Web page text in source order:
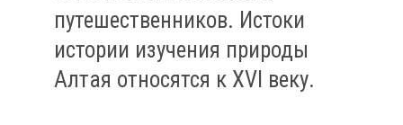
путешественников. Истоки
истории изучения природы
Алтая относятся к XVI веку.